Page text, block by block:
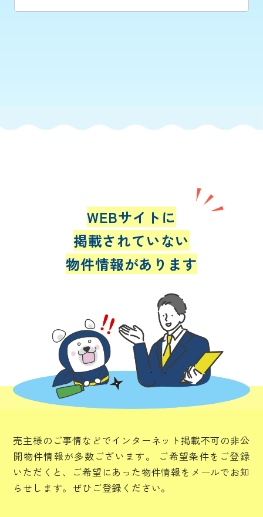
WEBサイトに
掲載されていない
物件情報があります
売主様のご事情などでインターネット掲載不可の非公
開物件情報が多数ございます。
ご希望条件をご登録
いただくと、ご希望にあった物件情報をメールでお知
らせします。ぜひご登録ください。